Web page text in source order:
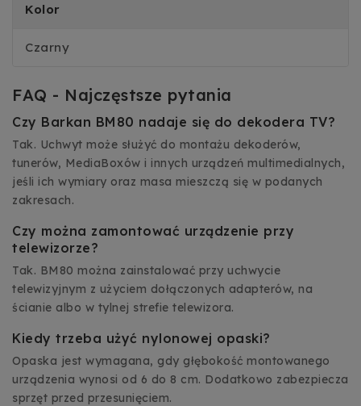
Kolor
Czarny
FAQ - Najczęstsze pytania
Czy Barkan BM80 nadaje się do dekodera TV?
Tak. Uchwyt może służyć do montażu dekoderów,
tunerów, MediaBoxów i innych urządzeń multimedialnych,
jeśli ich wymiary oraz masa mieszczą się w podanych
zakresach.
Czy można zamontować urządzenie przy
telewizorze?
Tak. BM80 można zainstalować przy uchwycie
telewizyjnym z użyciem dołączonych adapterów, na
ścianie albo w tylnej strefie telewizora.
Kiedy trzeba użyć nylonowej opaski?
Opaska jest wymagana, gdy głębokość montowanego
urządzenia wynosi od 6 do 8 cm. Dodatkowo zabezpiecza
sprzęt przed przesunięciem.